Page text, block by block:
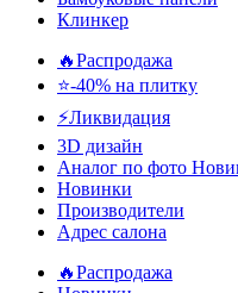
Клинкер
🔥Распродажа
⭐-40% на плитку
⚡️Ликвидация
3D дизайн
Аналог по фото
Новинки
Производители
Адрес салона
🔥Распродажа